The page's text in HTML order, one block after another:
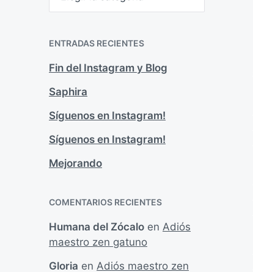
t
o
í
a
s
ENTRADAS RECIENTES
Fin del Instagram y Blog
Saphira
Síguenos en Instagram!
Síguenos en Instagram!
Mejorando
COMENTARIOS RECIENTES
Humana del Zócalo en Adiós
maestro zen gatuno
Gloria en Adiós maestro zen